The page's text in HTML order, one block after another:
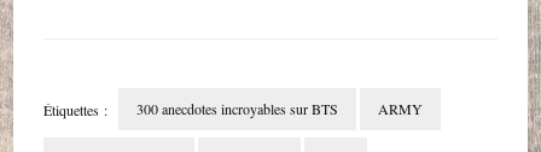
Étiquettes : 300 anecdotes incroyables sur BTS ARMY